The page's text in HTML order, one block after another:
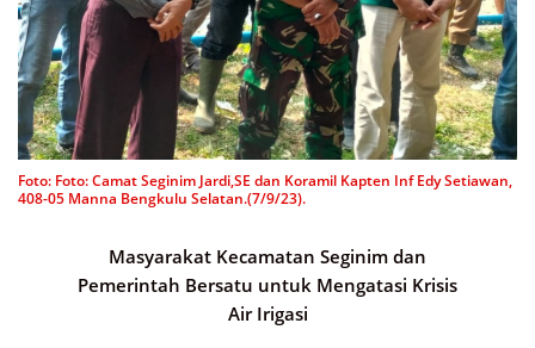
Foto: Foto: Camat Seginim Jardi,SE dan Koramil Kapten Inf Edy Setiawan,
408-05 Manna Bengkulu Selatan.(7/9/23).
Masyarakat Kecamatan Seginim dan
Pemerintah Bersatu untuk Mengatasi Krisis
Air Irigasi